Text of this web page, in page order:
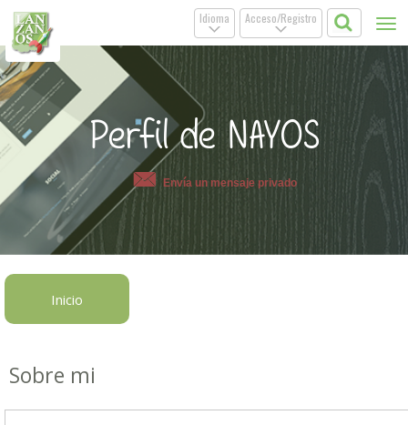
Acceso/Registro
.
Idioma
.
Perfil de NAYOS
Envía un mensaje privado
Inicio
Sobre mi